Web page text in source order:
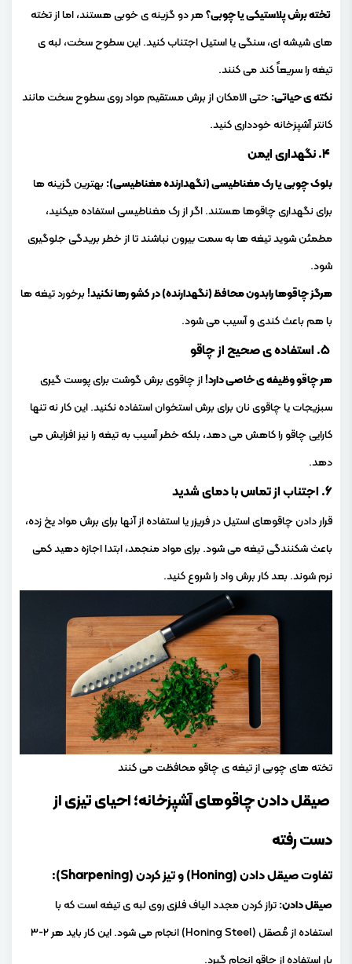
تخته برش پلاستیکی یا چوبی؟هر دو گزینه ی خوبی هستند، اما از تخته
های شیشه ای، سنگی یا استیل اجتناب کنید. این سطوح سخت، لبه ی
تیغه را سریعاً کند می کنند.
نکته ی حیاتی:حتی الامکان از برش مستقیم مواد روی سطوح سخت مانند
کانتر آشپزخانه خودداری کنید.
بلوک چوبی یا رک مغناطیسی (نگهدارنده مغناطیسی):بهترین گزینه ها
برای نگهداری چاقوها هستند. اگر از رک مغناطیسی استفاده میکنید،
مطمئن شوید تیغه ها به سمت بیرون نباشند تا از خطر بریدگی جلوگیری
شود.
هرگز چاقوها رابدون محافظ (نگهدارنده) در کشو رها نکنید!برخورد تیغه ها
با هم باعث کندی و آسیب می شود.
هر چاقو وظیفه ی خاصی دارد!از چاقوی برش گوشت برای پوست گیری
سبزیجات یا چاقوی نان برای برش استخوان استفاده نکنید. این کار نه تنها
کارایی چاقو را کاهش می دهد، بلکه خطر آسیب به تیغه را نیز افزایش می
دهد.
۶. اجتناب از تماس با دمای شدید
قرار دادن چاقوهای استیل در فریزر یا استفاده از آنها برای برش مواد یخ زده،
باعث شکنندگی تیغه می شود. برای مواد منجمد، ابتدا اجازه دهید کمی
نرم شوند. بعد کار برش واد را شروع کنید.
تخته های چوبی از تیغه ی چاقو محافظت می کنند
صیقل دادن چاقوهای آشپزخانه؛ احیای تیزی از
دست رفته
تفاوت صیقل دادن (Honing) و تیز کردن (Sharpening):
صیقل دادن:تراز کردن مجدد الیاف فلزی روی لبه ی تیغه است که با
استفاده از مُصقل (Honing Steel) انجام می شود. این کار باید هر ۲-۳
بار استفاده از چاقو انجام گیرد.